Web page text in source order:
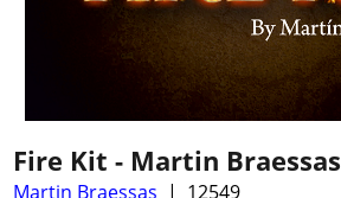
Fire Kit - Martin Braessas
Martin Braessas
12549